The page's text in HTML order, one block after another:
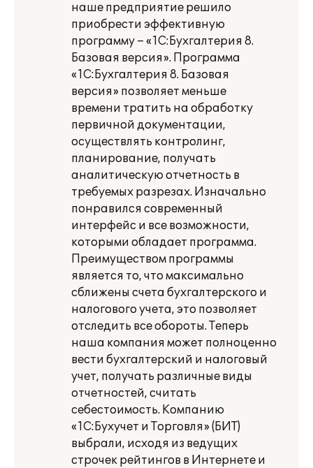
наше предприятие решило
приобрести эффективную
программу – «1С:Бухгалтерия 8.
Базовая версия». Программа
«1С:Бухгалтерия 8. Базовая
версия» позволяет меньше
времени тратить на обработку
первичной документации,
осуществлять контролинг,
планирование, получать
аналитическую отчетность в
требуемых разрезах. Изначально
понравился современный
интерфейс и все возможности,
которыми обладает программа.
Преимуществом программы
является то, что максимально
сближены счета бухгалтерского и
налогового учета, это позволяет
отследить все обороты. Теперь
наша компания может полноценно
вести бухгалтерский и налоговый
учет, получать различные виды
отчетностей, считать
себестоимость. Компанию
«1С:Бухучет и Торговля» (БИТ)
выбрали, исходя из ведущих
строчек рейтингов в Интернете и